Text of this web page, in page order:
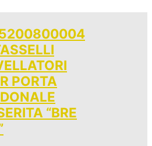
PORTA
“BRE